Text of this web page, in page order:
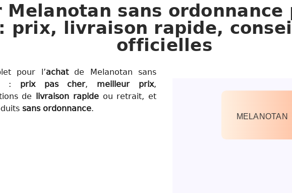
Melanotan sans ordonnance
prix, livraison rapide,
officielles
pour l’achatde Melanotan sans
: prix pas cher, meilleur prix,
de livraison rapideou retrait, et
sans ordonnance.
MELANOTAN